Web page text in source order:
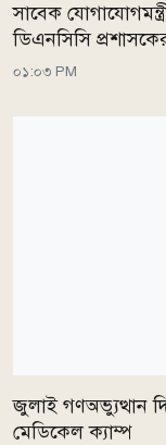
সাবেক
ডিএনসিসি প্রশাসকের
০১:০৩ PM
জুলাই গণঅভ্যুত্থান
মেডিকেল ক্যাম্প